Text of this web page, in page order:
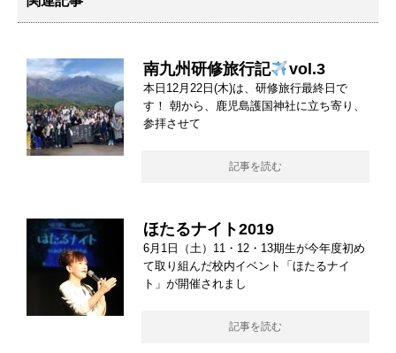
南九州研修旅行記 vol.3
本日12月22日(木)は、研修旅行最終日で
す！ 朝から、鹿児島護国神社に立ち寄り、
参拝させて
記事を読む
ほたるナイト2019
6月1日（土）11・12・13期生が今年度初め
て取り組んだ校内イベント「ほたるナイ
ト」が開催されまし
記事を読む